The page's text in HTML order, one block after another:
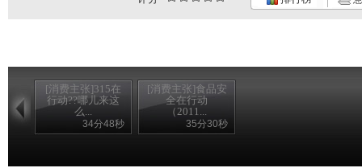
[消费主张]315在
行动??哪儿来这
么...
34分48秒
[消费主张]食品安
全在行动
（2011...
35分30秒